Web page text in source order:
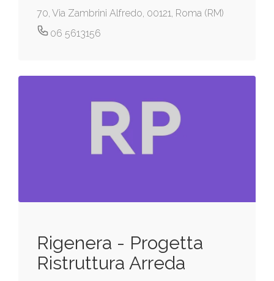
70, Via Zambrini Alfredo, 00121, Roma (RM)
06 5613156
Rigenera - Progetta
Ristruttura Arreda